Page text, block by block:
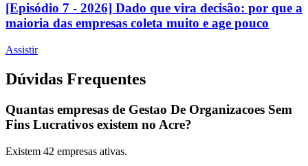
[Episódio 7 - 2026] Dado que vira decisão: por que a
maioria das empresas coleta muito e age pouco
Assistir
Dúvidas Frequentes
Quantas empresas de Gestao De Organizacoes Sem
Fins Lucrativos existem no Acre?
Existem 42 empresas ativas.